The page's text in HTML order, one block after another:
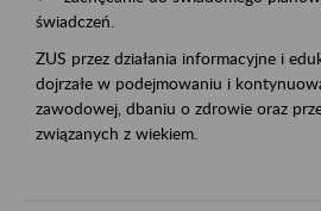
świadczeń.
ZUS przez działania informacyjne i
dojrzałe w podejmowaniu i
zawodowej, dbaniu o zdrowie oraz
związanych z wiekiem.